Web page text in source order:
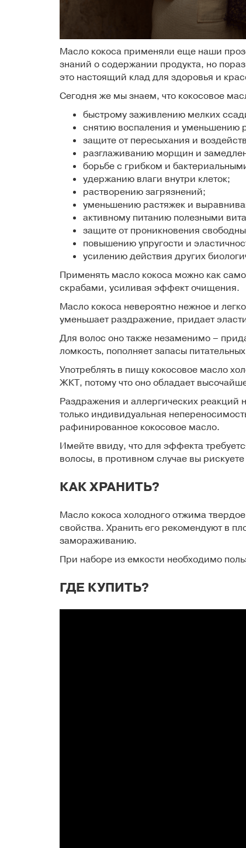
Масло кокоса применяли еще наши
знаний о содержании продукта, но
это настоящий клад для здоровья и
Сегодня же мы знаем, что кокосовое
быстрому заживлению мелких
снятию воспаления и уменьшению
защите от пересыхания и
разглаживанию морщин и
борьбе с грибком и
удержанию влаги внутри клеток;
растворению загрязнений;
уменьшению растяжек и
активному питанию полезными
защите от проникновения
повышению упругости и
усилению действия других
Применять масло кокоса можно как
скрабами, усиливая эффект очищения.
Масло кокоса невероятно нежное и
уменьшает раздражение, придает
Для волос оно также незаменимо –
ломкость, пополняет запасы
Употреблять в пищу кокосовое масло
ЖКТ, потому что оно обладает
Раздражения и аллергических реакций
только индивидуальная
рафинированное кокосовое масло.
Имейте ввиду, что для эффекта
волосы, в противном случае вы
КАК ХРАНИТЬ?
Масло кокосахолодного отжима
свойства. Хранить его рекомендуют в
замораживанию.
При наборе из емкости необходимо
ГДЕ КУПИТЬ?